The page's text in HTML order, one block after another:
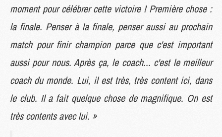
moment pour célébrer cette victoire ! Première chose :
la finale. Penser à la finale, penser aussi au prochain
match pour finir champion parce que c'est important
aussi pour nous. Après ça, le coach... c'est le meilleur
coach du monde. Lui, il est très, très content ici, dans
le club. Il a fait quelque chose de magnifique. On est
très contents avec lui. »